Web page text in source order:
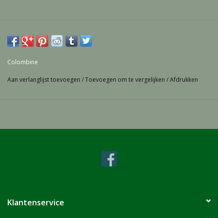
Colombine
Aan verlanglijst toevoegen /Toevoegen om te vergelijken /Afdrukken
Klantenservice